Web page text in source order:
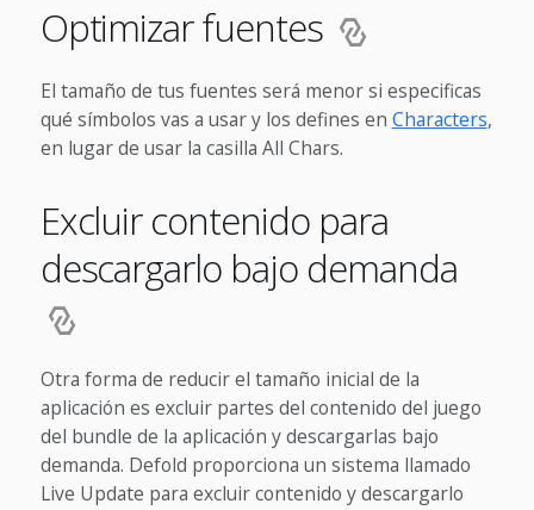
Optimizar fuentes
El tamaño de tus fuentes será menor si especificas
qué símbolos vas a usar y los defines en Characters,
en lugar de usar la casilla All Chars.
Excluir contenido para
descargarlo bajo demanda
Otra forma de reducir el tamaño inicial de la
aplicación es excluir partes del contenido del juego
del bundle de la aplicación y descargarlas bajo
demanda. Defold proporciona un sistema llamado
Live Update para excluir contenido y descargarlo